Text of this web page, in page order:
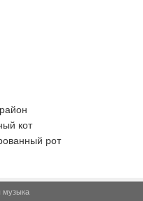
кот
рот
музыка